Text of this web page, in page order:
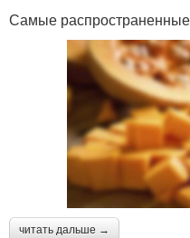
Самые
читать дальше →